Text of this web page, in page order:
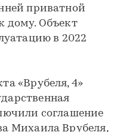
приватной
дому. Объект
в 2022
«Врубеля, 4»
соглашение
Михаила Врубеля,